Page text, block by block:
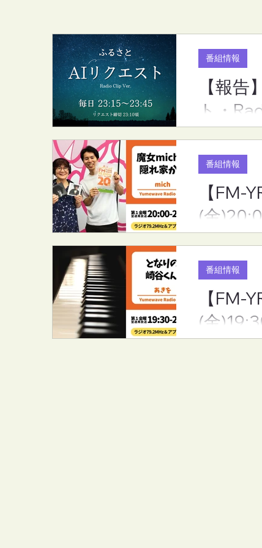
【報告】7月度のリクエスト
ランキング（ふるさとAIリク
エスト・RadioCLip版）
【FM-
家から
【報
ト・
番組情報
【FM-
(金
番組情報
【FM-
(金
番組情報